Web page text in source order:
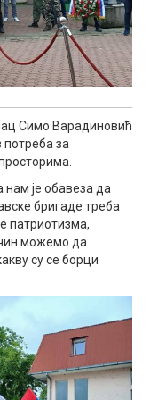
Симо Варадиновић
потреба за
је обавеза да
бригаде треба
патриотизма,
можемо да
су се борци